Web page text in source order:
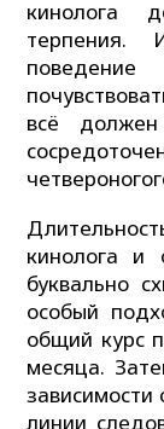
кинолога
терпения.
всё
кинолога и
буквально
особый
общий курс
месяца.
линии